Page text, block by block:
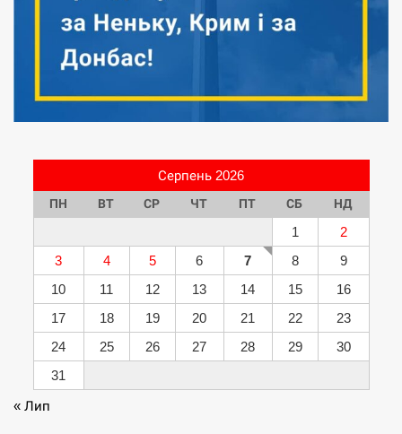
Серпень 2026
ПН ВТ СР ЧТ ПТ СБ НД
1
2
3
4 5 6 7 8
9
10
11 12 13 14 15
16
17
18 19 20 21 22
23
24
25 26 27 28 29
30
31
« Лип